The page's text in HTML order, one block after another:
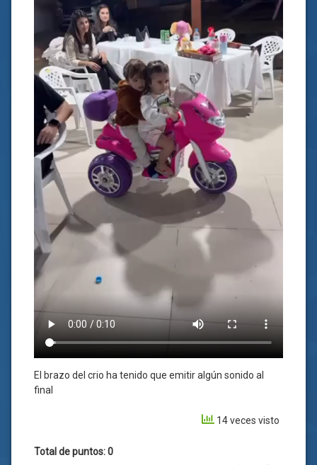
El brazo del crio ha tenido que emitir algún sonido al
final
14 veces visto
Total de puntos: 0